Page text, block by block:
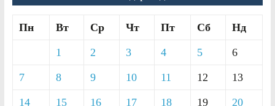
Пн Вт Ср Чт Пт Сб Нд
1 2 3 4 5 6
7 8 9 10 11 12 13
14 15 16 17 18 19 20